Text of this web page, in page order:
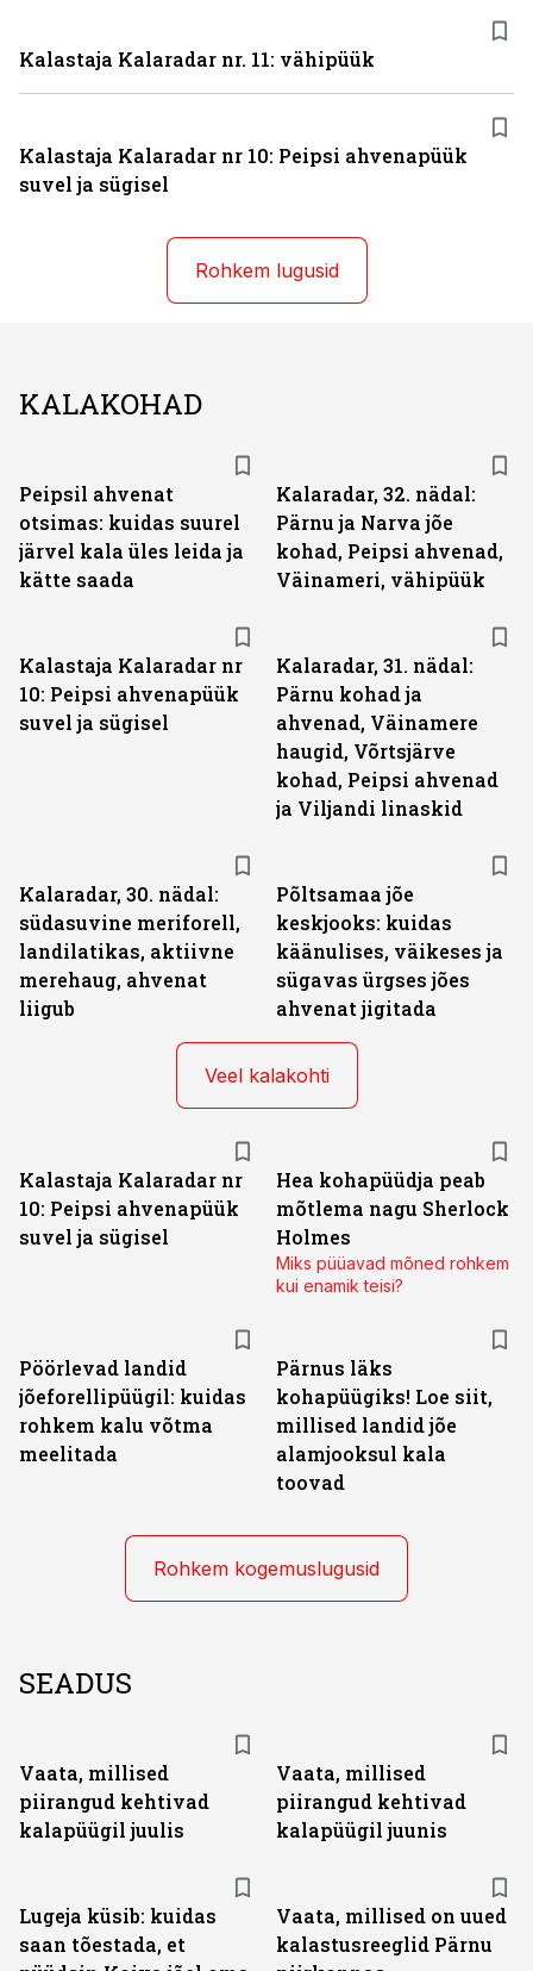
Kalastaja Kalaradar nr. 11: vähipüük
Kalastaja Kalaradar nr 10: Peipsi ahvenapüük
suvel ja sügisel
Rohkem lugusid
KALAKOHAD
Peipsil ahvenat
otsimas: kuidas suurel
järvel kala üles leida ja
kätte saada
Kalaradar, 32. nädal:
Pärnu ja Narva jõe
kohad, Peipsi ahvenad,
Väinameri, vähipüük
Kalastaja Kalaradar nr
10: Peipsi ahvenapüük
suvel ja sügisel
Kalaradar, 31. nädal:
Pärnu kohad ja
ahvenad, Väinamere
haugid, Võrtsjärve
kohad, Peipsi ahvenad
ja Viljandi linaskid
Kalaradar, 30. nädal:
südasuvine meriforell,
landilatikas, aktiivne
merehaug, ahvenat
liigub
Põltsamaa jõe
keskjooks: kuidas
käänulises, väikeses ja
sügavas ürgses jões
ahvenat jigitada
Veel kalakohti
Kalastaja Kalaradar nr
10: Peipsi ahvenapüük
suvel ja sügisel
Hea kohapüüdja peab
mõtlema nagu Sherlock
Holmes
Miks püüavad mõned rohkem
kui enamik teisi?
Pöörlevad landid
jõeforellipüügil: kuidas
rohkem kalu võtma
meelitada
Pärnus läks
kohapüügiks! Loe siit,
millised landid jõe
alamjooksul kala
toovad
Rohkem kogemuslugusid
SEADUS
Vaata, millised
piirangud kehtivad
kalapüügil juulis
Vaata, millised
piirangud kehtivad
kalapüügil juunis
Lugeja küsib: kuidas
saan tõestada, et
Vaata, millised on uued
kalastusreeglid Pärnu